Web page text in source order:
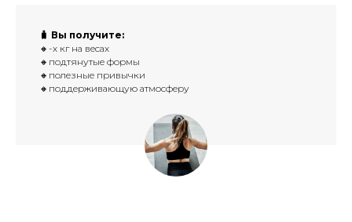
🧳 Вы получите:
🔸-х кг на весах
🔸подтянутые формы
🔸полезные привычки
🔸поддерживающую атмосферу